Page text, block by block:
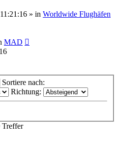
» in Worldwide Flughäfen
MAD
Sortiere nach:
Richtung:
Treffer